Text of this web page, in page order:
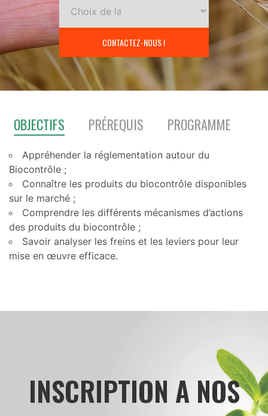
CONTACTEZ-NOUS !
OBJECTIFS PRÉREQUIS PROGRAMME
Appréhender la réglementation autour du
Biocontrôle ;
Connaître les produits du biocontrôle disponibles
sur le marché ;
Comprendre les différents mécanismes d’actions
des produits du biocontrôle ;
Savoir analyser les freins et les leviers pour leur
mise en œuvre efficace.
INSCRIPTION A NOS